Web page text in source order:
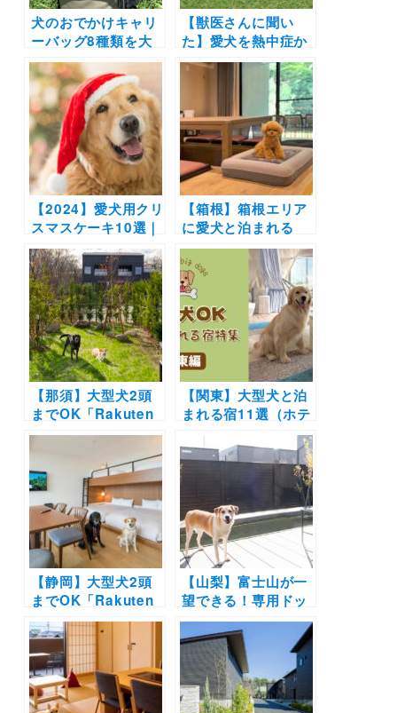
犬のおでかけキャリ
ーバッグ8種類を大
解剖！人気のブラン
ドは？おしゃれなト
ートから機能性の高
いリュックなど上手
に使い分けよう◎
【獣医さんに聞い
た】愛犬を熱中症か
ら守る予防法と応急
処置は？おすすめの
暑さ対策グッズも紹
介
【2024】愛犬用クリ
スマスケーキ10選｜
ネットで購入可能！
材料にもこだわった
ペット用ケーキでク
リスマスを過ごそう
♪
【箱根】箱根エリア
に愛犬と泊まれる
「Rakuten STAY」
が登場！天然温泉＆
ドッグルーム完備で
愛犬と“ととのう”癒
しの旅へ！
【那須】大型犬2頭
までOK「Rakuten
STAY VILLA 那須」
新オープン！ペット
フレンドリールーム
はプライベートドッ
グラン付き！
【関東】大型犬と泊
まれる宿11選（ホテ
ル・旅館・グランピ
ング別）実際のおで
かけ写真レポ付き！
【静岡】大型犬2頭
までOK「Rakuten
STAY 熱海」が7月
24日にオープン！全
室テラス付きのオー
シャンビュー仕様
【山梨】富士山が一
望できる！専用ドッ
グラン付きの一棟貸
し切り宿「Rakuten
STAY 富士 河口湖
駅」が11月11日オー
プン！